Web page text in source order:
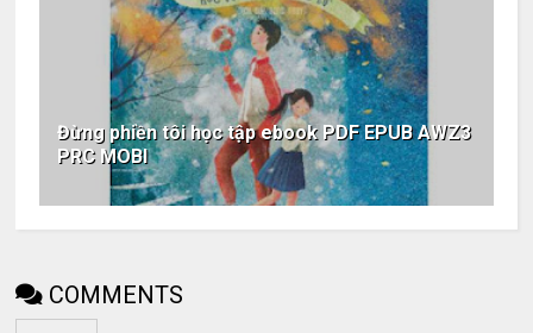
Đừng phiền tôi học tập ebook PDF EPUB AWZ3
PRC MOBI
COMMENTS